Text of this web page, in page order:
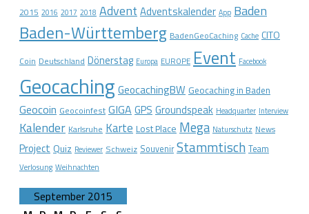
2015 2016 2017 2018 Advent Adventskalender App Baden
Baden-Württemberg BadenGeoCaching Cache CITO
Coin Deutschland Dönerstag Europa EUROPE Event Facebook
Geocaching GeocachingBW Geocaching in Baden
Geocoin Geocoinfest GIGA GPS Groundspeak Headquarter Interview
Kalender Karlsruhe Karte Lost Place Mega Naturschutz News
Project Quiz Reviewer Schweiz Souvenir Stammtisch Team
Verlosung Weihnachten
September 2015